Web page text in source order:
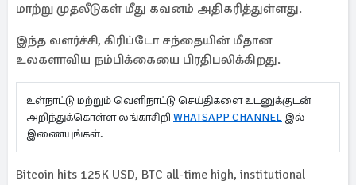
மாற்று முதலீடுகள் மீது கவனம் அதிகரித்துள்ளது.
இந்த வளர்ச்சி, கிரிப்டோ சந்தையின் மீதான
உலகளாவிய நம்பிக்கையை பிரதிபலிக்கிறது.
உள்நாட்டு மற்றும் வெளிநாட்டு செய்திகளை உடனுக்குடன்
அறிந்துக்கொள்ள லங்காசிறி WHATSAPP CHANNEL இல்
இணையுங்கள்.
Bitcoin hits 125K USD, BTC all-time high, institutional